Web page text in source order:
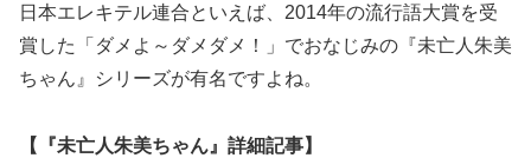
日本エレキテル連合といえば、2014年の流行語大賞を受
賞した「ダメよ～ダメダメ！」でおなじみの『未亡人朱美
ちゃん』シリーズが有名ですよね。
【『未亡人朱美ちゃん』詳細記事】